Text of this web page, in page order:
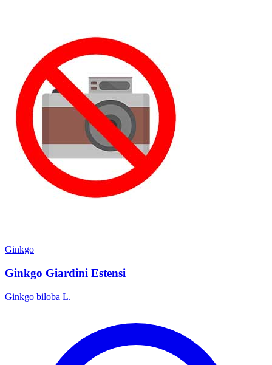
Ginkgo
Ginkgo Giardini Estensi
Ginkgo biloba L.